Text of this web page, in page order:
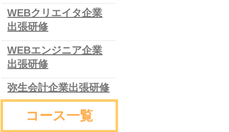
WEBクリエイタ企業
出張研修
WEBエンジニア企業
出張研修
弥生会計企業出張研修
コース一覧